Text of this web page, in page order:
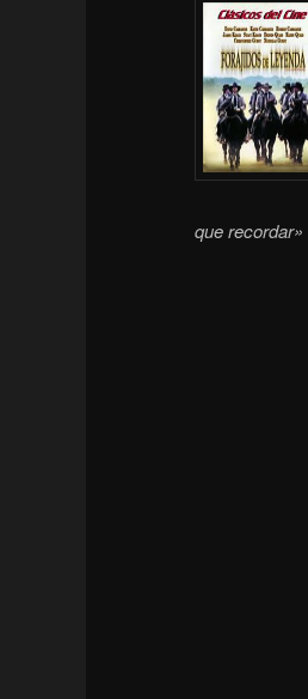
que recordar»